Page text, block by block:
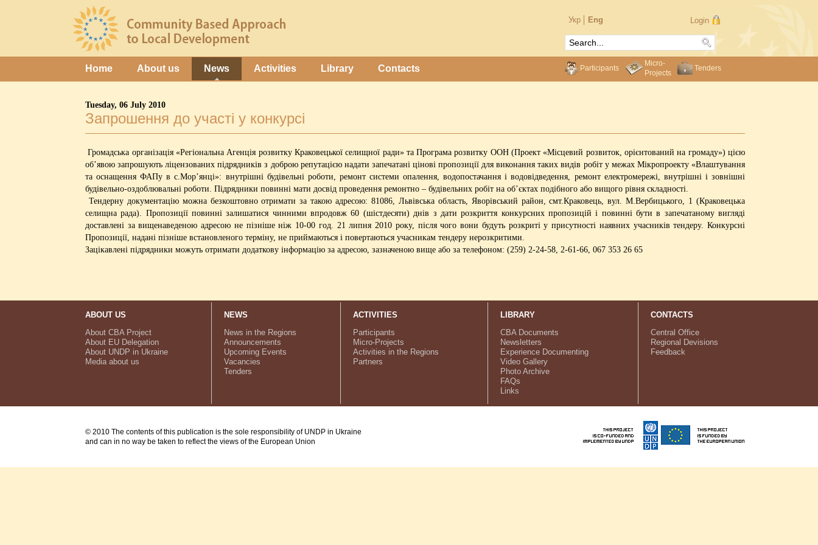
Укр Eng Login
Home About us News Activities Library Contacts Participants
Micro-
Projects
Tenders
Tuesday, 06 July 2010
Запрошення до участі у конкурсі
Громадська організація «Регіональна Агенція розвитку Краковецької селищної ради» та Програма розвитку ООН (Проект «Місцевий розвиток, орієнтований на громаду») цією
об’явою запрошують ліцензованих підрядників з доброю репутацією надати запечатані цінові пропозиції для виконання таких видів робіт у межах Мікропроекту «Влаштування
та оснащення ФАПу в с.Мор’янці»: внутрішні будівельні роботи, ремонт системи опалення, водопостачання і водовідведення, ремонт електромережі, внутрішні і зовнішні
будівельно-оздоблювальні роботи. Підрядники повинні мати досвід проведення ремонтно – будівельних робіт на об’єктах подібного або вищого рівня складності.
Тендерну документацію можна безкоштовно отримати за такою адресою: 81086, Львівська область, Яворівський район, смт.Краковець, вул. М.Вербицького, 1 (Краковецька
селищна рада). Пропозиції повинні залишатися чинними впродовж 60 (шістдесяти) днів з дати розкриття конкурсних пропозицій і повинні бути в запечатаному вигляді
доставлені за вищенаведеною адресою не пізніше ніж 10-00 год. 21 липня 2010 року, після чого вони будуть розкриті у присутності наявних учасників тендеру. Конкурсні
Пропозиції, надані пізніше встановленого терміну, не приймаються і повертаються учасникам тендеру нерозкритими.
Зацікавлені підрядники можуть отримати додаткову інформацію за адресою, зазначеною вище або за телефоном: (259) 2-24-58, 2-61-66, 067 353 26 65
ABOUT US
About CBA Project
About EU Delegation
About UNDP in Ukraine
Media about us
NEWS
News in the Regions
Announcements
Upcoming Events
Vacancies
Tenders
ACTIVITIES
Participants
Micro-Projects
Activities in the Regions
Partners
LIBRARY
CBA Documents
Newsletters
Experience Documenting
Video Gallery
Photo Archive
FAQs
Links
CONTACTS
Central Office
Regional Devisions
Feedback
© 2010 The contents of this publication is the sole responsibility of UNDP in Ukraine
and can in no way be taken to reflect the views of the European Union